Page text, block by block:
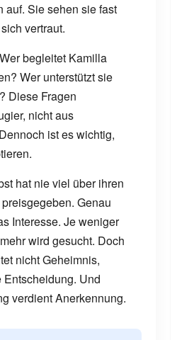
auf. Sie sehen sie fast
vertraut.
begleitet Kamilla
Wer unterstützt sie
Diese Fragen
nicht aus
ist es wichtig,
hat nie viel über ihren
Genau
Interesse. Je weniger
wird gesucht. Doch
nicht Geheimnis,
Und
verdient Anerkennung.